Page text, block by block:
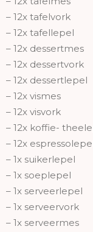
– 12x tafelvork
– 12x tafellepel
– 12x dessertmes
– 12x dessertvork
– 12x dessertlepel
– 12x vismes
– 12x visvork
– 12x koffie-
– 12x
– 1x suikerlepel
– 1x soeplepel
– 1x serveerlepel
– 1x serveervork
– 1x serveermes